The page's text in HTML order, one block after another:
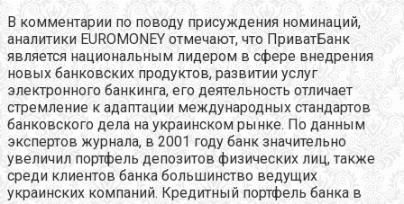
В комментарии по поводу присуждения номинаций,
аналитики EUROMONEY отмечают, что ПриватБанк
является национальным лидером в сфере внедрения
новых банковских продуктов, развитии услуг
электронного банкинга, его деятельность отличает
стремление к адаптации международных стандартов
банковского дела на украинском рынке. По данным
экспертов журнала, в 2001 году банк значительно
увеличил портфель депозитов физических лиц, также
среди клиентов банка большинство ведущих
украинских компаний. Кредитный портфель банка в